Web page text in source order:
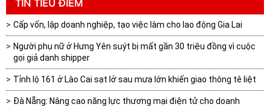
TIN TIÊU ĐIỂM
Cấp vốn, lập doanh nghiệp, tạo việc làm cho lao động Gia Lai
Người phụ nữ ở Hưng Yên suýt bị mất gần 30 triệu đồng vì cuộc
gọi giả danh shipper
Tỉnh lộ 161 ở Lào Cai sạt lở sau mưa lớn khiến giao thông tê liệt
Đà Nẵng: Nâng cao năng lực thương mại điện tử cho doanh